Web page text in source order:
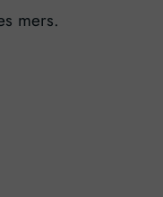
mers.